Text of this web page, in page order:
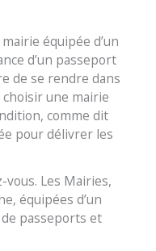
équipée d’un
d’un passeport
de se rendre dans
choisir une mairie
comme dit
pour délivrer les
Les Mairies,
équipées d’un
passeports et